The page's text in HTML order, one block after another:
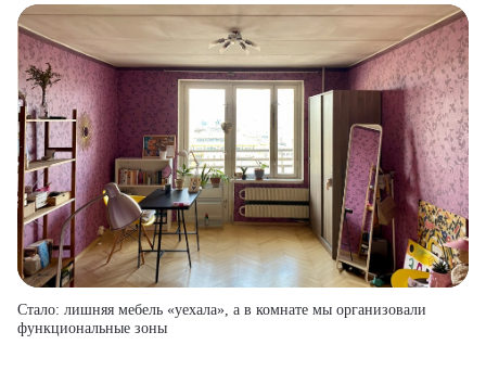
Стало: лишняя мебель «уехала», а в комнате мы организовали
функциональные зоны